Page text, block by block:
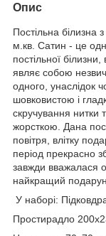
Опис
Постільна білизна
м.кв. Сатин - це
постільної
являє собою
одного, унаслідок
шовковистою і
скручування нитки
жорсткою. Дана
повітря, влітку
період прекрасно
завжди вважалася
найкращий
У наборі:
Простирадло